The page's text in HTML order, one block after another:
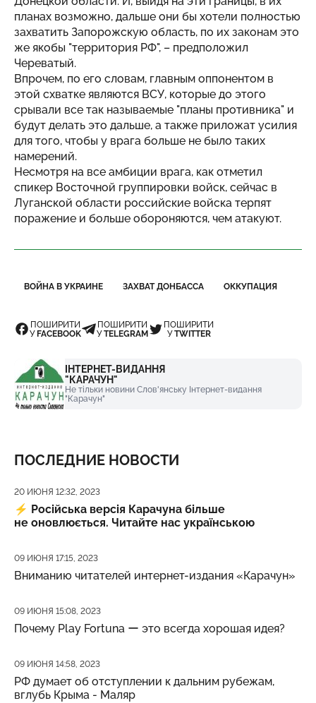
планах возможно, дальше они бы хотели полностью
захватить Запорожскую область, по их законам это
же якобы "территория РФ", – предположил
Череватый.
Впрочем, по его словам, главным оппонентом в
этой схватке являются ВСУ, которые до этого
срывали все так называемые "планы противника" и
будут делать это дальше, а также приложат усилия
для того, чтобы у врага больше не было таких
намерений.
Несмотря на все амбиции врага, как отметил
спикер Восточной группировки войск, сейчас в
Луганской области российские войска терпят
поражение и больше обороняются, чем атакуют.
ВОЙНА В УКРАИНЕ ЗАХВАТ ДОНБАССА ОККУПАЦИЯ
ПОШИРИТИ
У FACEBOOK
ПОШИРИТИ
УTELEGRAM
ПОШИРИТИ
УTWITTER
ІНТЕРНЕТ-ВИДАННЯ
"КАРАЧУН"
Не тільки новини Слов'янську Інтернет-видання
"Карачун"
ПОСЛЕДНИЕ НОВОСТИ
Дата публикации
20 ИЮНЯ 12:32, 2023
⚡️ Російська версія Карачуна більше
не оновлюється. Читайте нас українською
Дата публикации
09 ИЮНЯ 17:15, 2023
Вниманию читателей интернет-издания «Карачун»
Дата публикации
09 ИЮНЯ 15:08, 2023
Почему Play Fortuna ー это всегда хорошая идея?
Дата публикации
09 ИЮНЯ 14:58, 2023
РФ думает об отступлении к дальним рубежам,
вглубь Крыма - Маляр